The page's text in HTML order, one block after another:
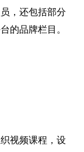
，还包括部分
的品牌栏目。
视频课程，设